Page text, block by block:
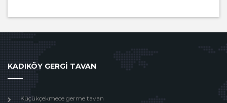
KADIKÖY GERGİ TAVAN
Küçükçekmece germe tavan